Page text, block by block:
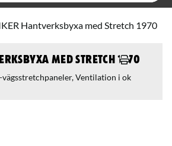
Hantverksbyxa med Stretch 1970
med Stretch 1970
Ventilation i ok